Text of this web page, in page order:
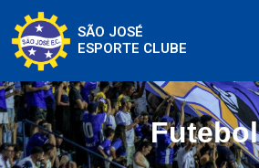
SÃO JOSÉ
ESPORTE CLUBE
Futebol